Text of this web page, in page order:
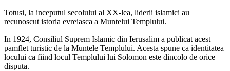
Totusi, la inceputul secolului al XX-lea, liderii islamici au
recunoscut istoria evreiasca a Muntelui Templului.
In 1924, Consiliul Suprem Islamic din Ierusalim a publicat acest
pamflet turistic de la Muntele Templului. Acesta spune ca identitatea
locului ca fiind locul Templului lui Solomon este dincolo de orice
disputa.